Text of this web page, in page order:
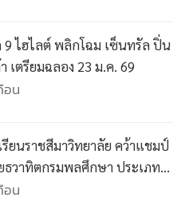
69 ณ ย่านสร้างสรรค์เจริญกรุง
9 ไฮไลต์ พลิกโฉม เซ็นทรัล ปิ่น
เตรียมฉลอง 23 ม.ค. 69
อน
รียนราชสีมาวิทยาลัย คว้าแชมป์
ธวาทิตกรมพลศึกษา ประเภท
ถวมาร์ชชิ่ง
อน